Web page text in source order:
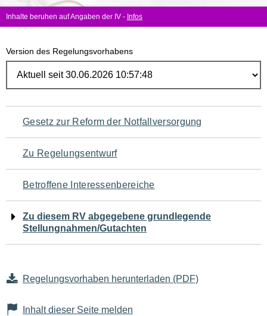
Inhalte beruhen auf Angaben der IV - Infos
Version des Regelungsvorhabens
Navigation
für
den
Seiteninhalt
Gesetz zur Reform der Notfallversorgung
Zu Regelungsentwurf
Betroffene Interessenbereiche
Zu diesem RV abgegebene grundlegende
Stellungnahmen/Gutachten
Regelungsvorhaben herunterladen (PDF)
Inhalt dieser Seite melden